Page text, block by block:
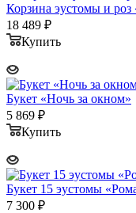
Корзина эустомы и
18 489 ₽
Купить
Букет «Ночь за окном»
5 869 ₽
Купить
Букет 15 эустомы
7 300 ₽